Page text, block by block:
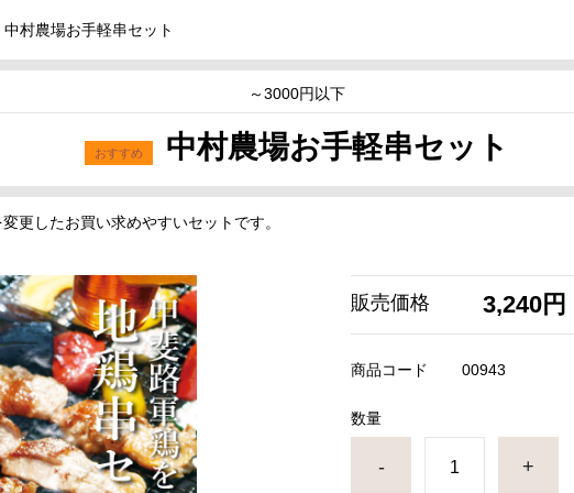
中村農場お手軽串セット
～3000円以下
中村農場お手軽串セット
更したお買い求めやすいセットです。
販売価格 3,240円
商品コード 00943
数量
- +